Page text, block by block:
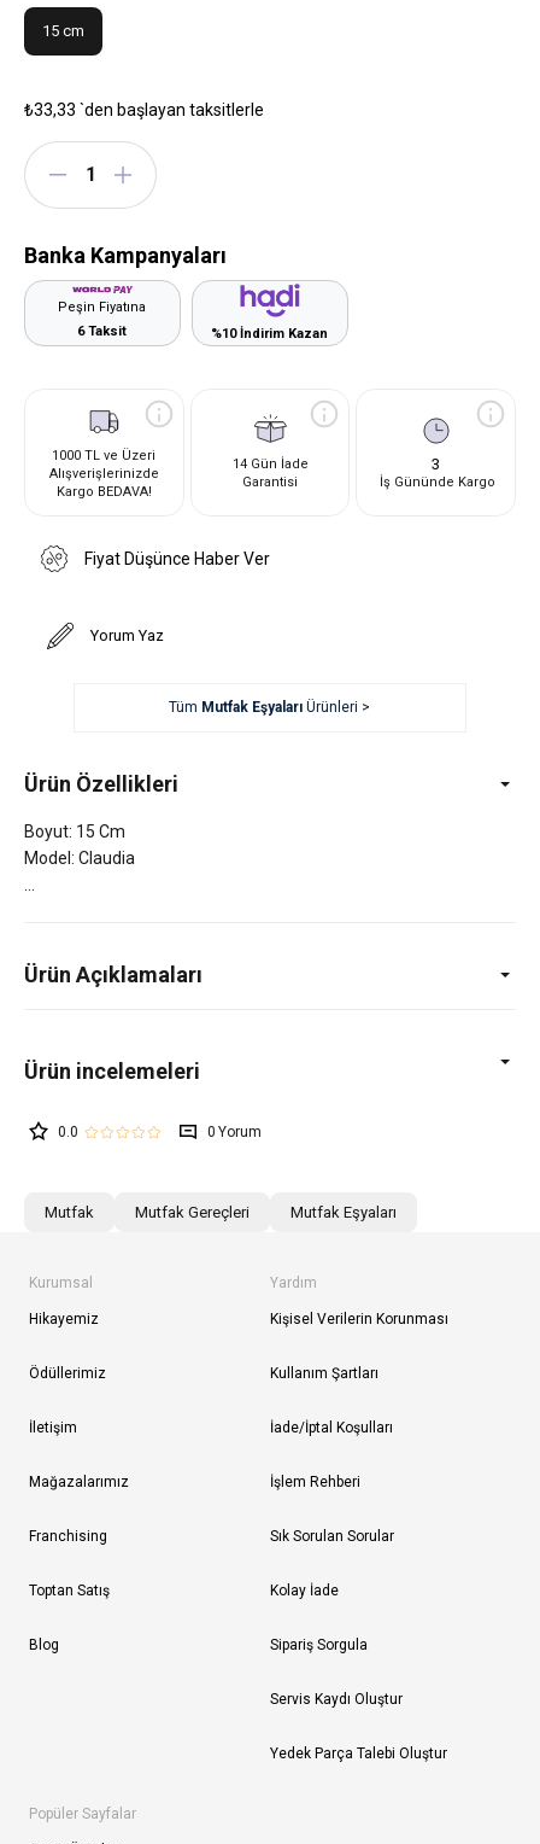
15 cm
₺33,33 `den başlayan taksitlerle
Banka Kampanyaları
Peşin Fiyatına
6 Taksit
%10 İndirim Kazan
1000 TL ve Üzeri
Alışverişlerinizde
Kargo BEDAVA!
14 Gün İade
Garantisi
3
İş Gününde Kargo
Fiyat Düşünce Haber Ver
Yorum Yaz
Tüm Mutfak Eşyaları Ürünleri >
Ürün Özellikleri
Boyut: 15 Cm
Model: Claudia
Ürün Açıklamaları
0.0 0
Mutfak Mutfak Gereçleri Mutfak Eşyaları
Kurumsal
Hikayemiz
Ödüllerimiz
İletişim
Mağazalarımız
Franchising
Toptan Satış
Blog
Yardım
Kişisel Verilerin Korunması
Kullanım Şartları
İade/İptal Koşulları
İşlem Rehberi
Sık Sorulan Sorular
Kolay İade
Sipariş Sorgula
Servis Kaydı Oluştur
Yedek Parça Talebi Oluştur
Popüler Sayfalar